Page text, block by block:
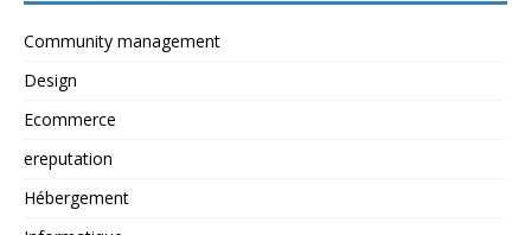
Community management
Design
Ecommerce
ereputation
Hébergement